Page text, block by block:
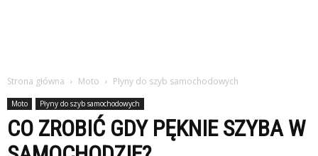
Strona główna Moto Płyny do szyb samochodowych
Moto Płyny do szyb samochodowych
CO ZROBIĆ GDY PĘKNIE SZYBA W